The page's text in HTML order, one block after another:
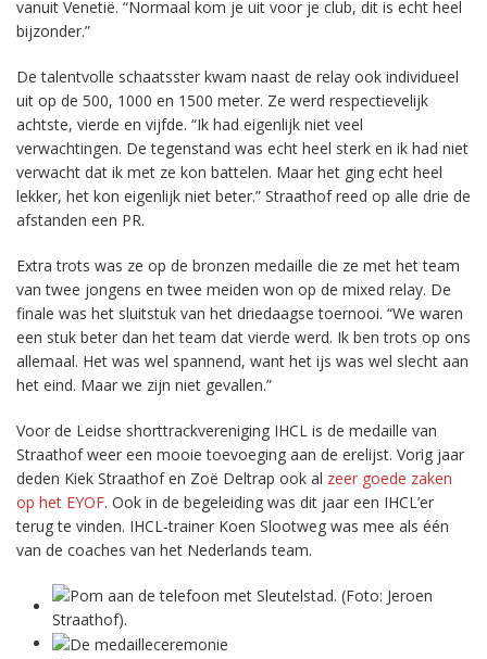
vanuit Venetië. “Normaal kom je uit voor je club, dit is echt heel
bijzonder.”
De talentvolle schaatsster kwam naast de relay ook individueel
uit op de 500, 1000 en 1500 meter. Ze werd respectievelijk
achtste, vierde en vijfde. “Ik had eigenlijk niet veel
verwachtingen. De tegenstand was echt heel sterk en ik had niet
verwacht dat ik met ze kon battelen. Maar het ging echt heel
lekker, het kon eigenlijk niet beter.” Straathof reed op alle drie de
afstanden een PR.
Extra trots was ze op de bronzen medaille die ze met het team
van twee jongens en twee meiden won op de mixed relay. De
finale was het sluitstuk van het driedaagse toernooi. “We waren
een stuk beter dan het team dat vierde werd. Ik ben trots op ons
allemaal. Het was wel spannend, want het ijs was wel slecht aan
het eind. Maar we zijn niet gevallen.”
Voor de Leidse shorttrackvereniging IHCL is de medaille van
Straathof weer een mooie toevoeging aan de erelijst. Vorig jaar
deden Kiek Straathof en Zoë Deltrap ook al zeer goede zaken
op het EYOF. Ook in de begeleiding was dit jaar een IHCL’er
terug te vinden. IHCL-trainer Koen Slootweg was mee als één
van de coaches van het Nederlands team.